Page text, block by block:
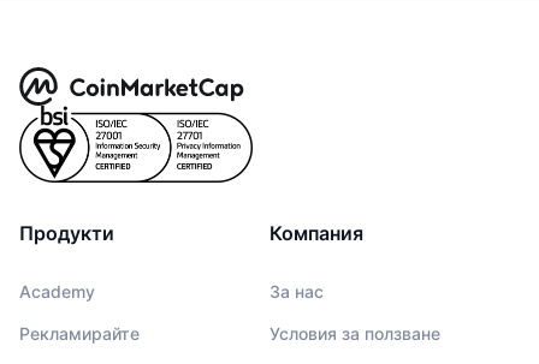
Продукти
Academy
Рекламирайте
Компания
За нас
Условия за ползване